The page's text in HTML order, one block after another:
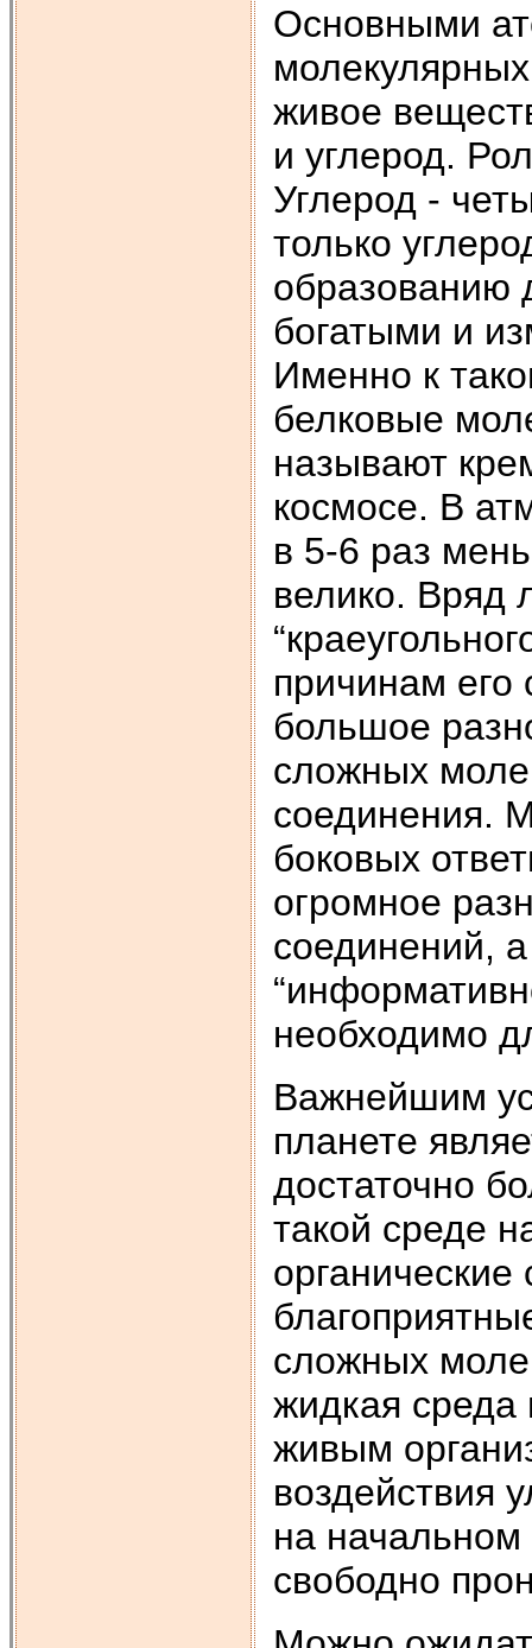
Основными
живое
и углерод.
Углерод -
только
образованию
богатыми и
Именно к
белковые
называют
космосе. В
в 5-6 раз
велико. Вряд
причинам его
большое
сложных
соединения.
боковых
огромное
соединений,
необходимо
Важнейшим
планете
достаточно
такой среде
органические
сложных
жидкая среда
живым
воздействия
на
свободно